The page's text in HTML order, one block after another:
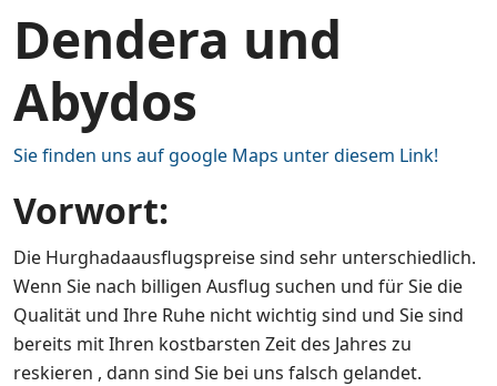
Dendera und
Abydos
Sie finden uns auf google Maps unter diesem Link!
Vorwort:
Die Hurghadaausflugspreise sind sehr unterschiedlich.
Wenn Sie nach billigen Ausflug suchen und für Sie die
Qualität und Ihre Ruhe nicht wichtig sind und Sie sind
bereits mit Ihren kostbarsten Zeit des Jahres zu
reskieren , dann sind Sie bei uns falsch gelandet.